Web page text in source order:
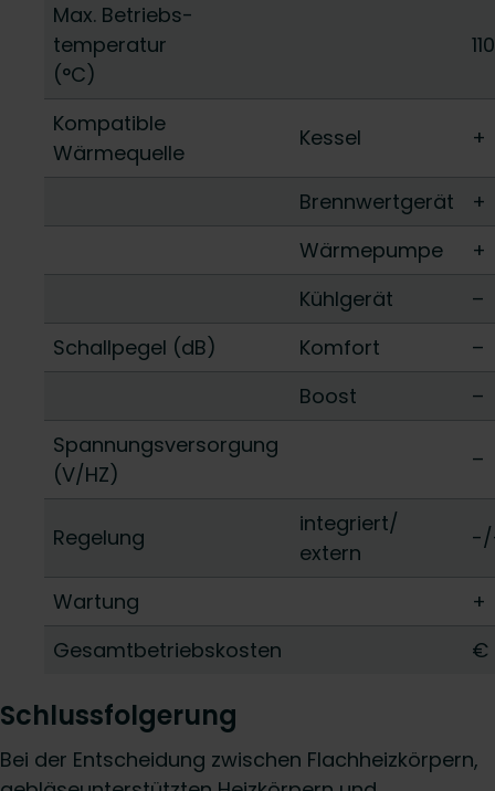
Max. Betriebs-
temperatur
(°C)
Kompatible
Wärmequelle
Kessel +
Brennwertgerät
+
Wärmepumpe
+
Kühlgerät
–
Schallpegel (dB)
Komfort
–
Boost
–
Spannungsversorgung
(V/HZ)
–
Regelung
integriert/
extern
Wartung
+
Gesamtbetriebskosten
€
Schlussfolgerung
Bei der Entscheidung zwischen Flachheizkörpern,